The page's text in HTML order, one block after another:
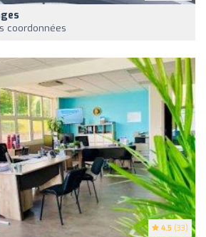
coordonnées
4.5 (33)